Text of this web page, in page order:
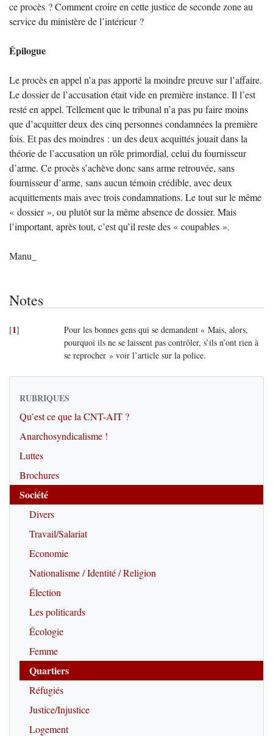
ce procès ? Comment croire en cette justice de seconde zone au
service du ministère de l’intérieur ?
Épilogue
Le procès en appel n’a pas apporté la moindre preuve sur l’affaire.
Le dossier de l’accusation était vide en première instance. Il l’est
resté en appel. Tellement que le tribunal n’a pas pu faire moins
que d’acquitter deux des cinq personnes condamnées la première
fois. Et pas des moindres : un des deux acquittés jouait dans la
théorie de l’accusation un rôle primordial, celui du fournisseur
d’arme. Ce procès s’achève donc sans arme retrouvée, sans
fournisseur d’arme, sans aucun témoin crédible, avec deux
acquittements mais avec trois condamnations. Le tout sur le même
« dossier », ou plutôt sur la même absence de dossier. Mais
l’important, après tout, c’est qu’il reste des « coupables ».
Manu_
Notes
[1]
Pour les bonnes gens qui se demandent « Mais, alors,
pourquoi ils ne se laissent pas contrôler, s’ils n’ont rien à
se reprocher » voir l’article sur la police.
RUBRIQUES
Qu’est ce que la CNT-AIT ?
Anarchosyndicalisme !
Luttes
Brochures
Société
Divers
Travail/Salariat
Economie
Nationalisme / Identité / Religion
Élection
Les politicards
Écologie
Femme
Quartiers
Réfugiés
Justice/Injustice
Logement